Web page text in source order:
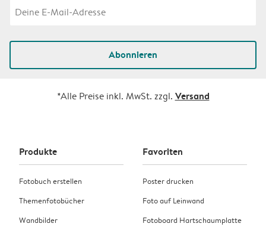
Abonnieren
*Alle Preise inkl. MwSt. zzgl. Versand
Produkte
Fotobuch erstellen
Themenfotobücher
Wandbilder
Favoriten
Poster drucken
Foto auf Leinwand
Fotoboard Hartschaumplatte